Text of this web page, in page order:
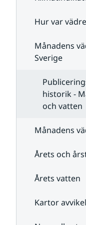
Hur var
Månadens
Sverige
historik -
och vatten
Månadens
Årets och
Årets vatten
Kartor